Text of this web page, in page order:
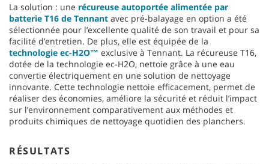
La solution : une récureuse autoportée alimentée par
batterie T16 de Tennant avec pré-balayage en option a été
sélectionnée pour l’excellente qualité de son travail et pour sa
facilité d’entretien. De plus, elle est équipée de la
technologie ec-H2O™ exclusive à Tennant. La récureuse T16,
dotée de la technologie ec-H2O, nettoie grâce à une eau
convertie électriquement en une solution de nettoyage
innovante. Cette technologie nettoie efficacement, permet de
réaliser des économies, améliore la sécurité et réduit l’impact
sur l’environnement comparativement aux méthodes et
produits chimiques de nettoyage quotidien des planchers.
RÉSULTATS